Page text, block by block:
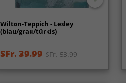
Wilton-Teppich - Lesley
(blau/grau/türkis)
SFr. 39.99 SFr. 53.99